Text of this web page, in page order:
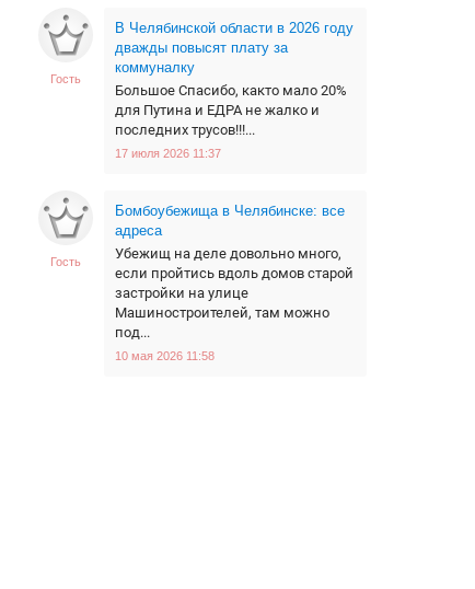
Гость
В Челябинской области в 2026 году
дважды повысят плату за
коммуналку
Большое Спасибо, както мало 20%
для Путина и ЕДРА не жалко и
последних трусов!!!...
17 июля 2026 11:37
Гость
Бомбоубежища в Челябинске: все
адреса
Убежищ на деле довольно много,
если пройтись вдоль домов старой
застройки на улице
Машиностроителей, там можно
под...
10 мая 2026 11:58